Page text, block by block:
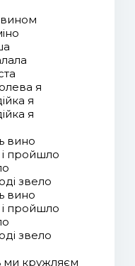
вином
я
я
я
вино
пройшло
звело
вино
пройшло
звело
ми кружляєм